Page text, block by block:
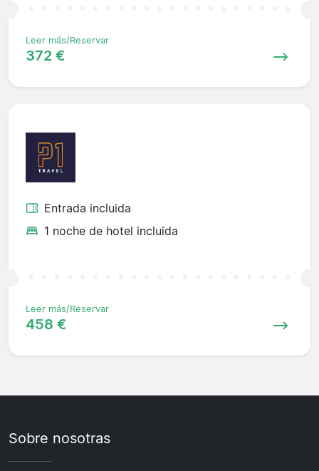
Leer más/Reservar
372 €
Entrada incluida
1 noche de hotel incluida
Leer más/Reservar
458 €
Sobre nosotras